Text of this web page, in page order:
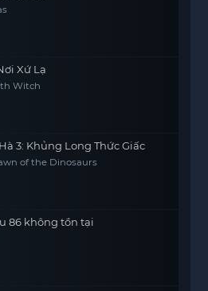
Xứ Lạ
Witch
3: Khủng Long Thức Giấc
of the Dinosaurs
86 không tồn tại